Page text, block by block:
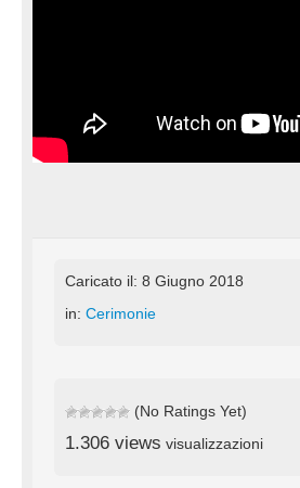
Caricato il: 8 Giugno 2018
in: Cerimonie
(No Ratings Yet)
1.306 views visualizzazioni